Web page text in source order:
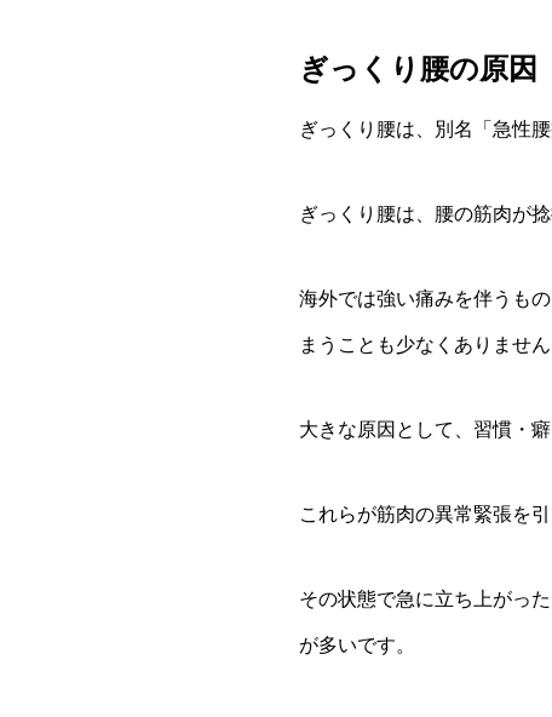
ぎっくり腰の原因
ぎっくり腰は、別名「急性
ぎっくり腰は、腰の筋肉が
海外では強い痛みを伴うも
まうことも少なくありません
大きな原因として、習慣・
これらが筋肉の異常緊張を
その状態で急に立ち上がっ
が多いです。